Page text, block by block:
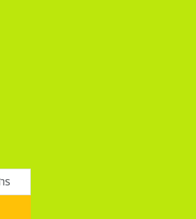
ณทก. “กินดอง (แต่งงาน), พิธี.”
ภาคอีสาน. 1. (2542): 241-247.
านอีสาน #SoftPowerไทย
ยศรีสู่ขวัญ #ผูกแขน #ท้องถิ่น #อีสาน
นือ #อีสานศึกษา #ณเดชน์ญาญ่า
นแก่น